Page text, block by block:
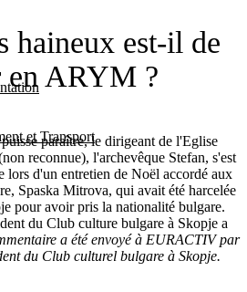
et Transport
haineux est-il de
en ARYM ?
paraître, le dirigeant de l'Eglise
reconnue), l'archevêque Stefan, s'est
lors d'un entretien de Noël accordé aux
Spaska Mitrova, qui avait été harcelée
pour avoir pris la nationalité bulgare.
du Club culture bulgare à Skopje a
a été envoyé à EURACTIV par
du Club culturel bulgare à Skopje.